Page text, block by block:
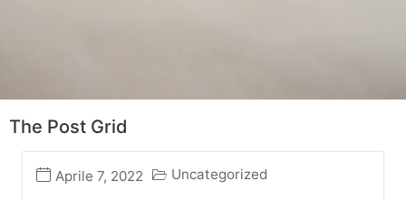
The Post Grid
Aprile 7, 2022 Uncategorized